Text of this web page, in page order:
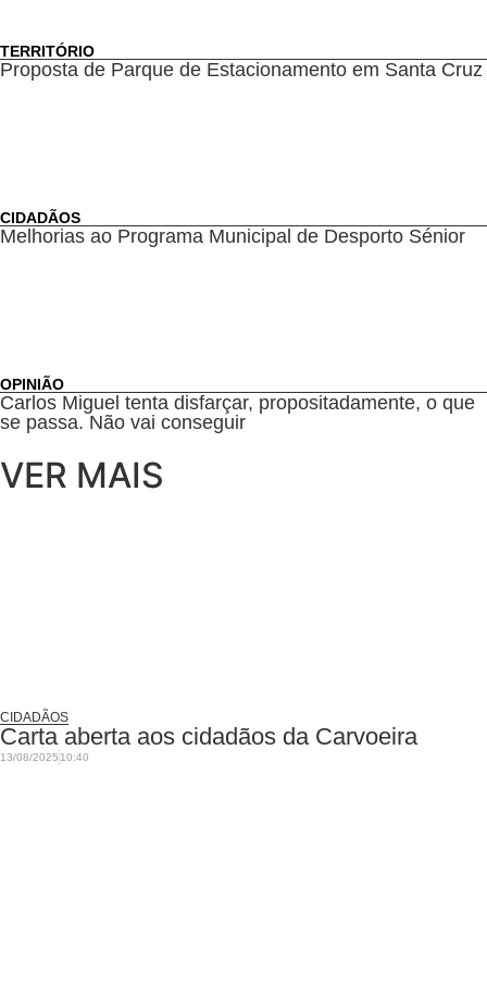
TERRITÓRIO
Proposta de Parque de Estacionamento em Santa Cruz
CIDADÃOS
Melhorias ao Programa Municipal de Desporto Sénior
OPINIÃO
Carlos Miguel tenta disfarçar, propositadamente, o que
se passa. Não vai conseguir
VER MAIS
CIDADÃOS
Carta aberta aos cidadãos da Carvoeira
13/08/2025 10:40